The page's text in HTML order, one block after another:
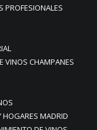
PROFESIONALES
VINOS CHAMPANES
HOGARES MADRID